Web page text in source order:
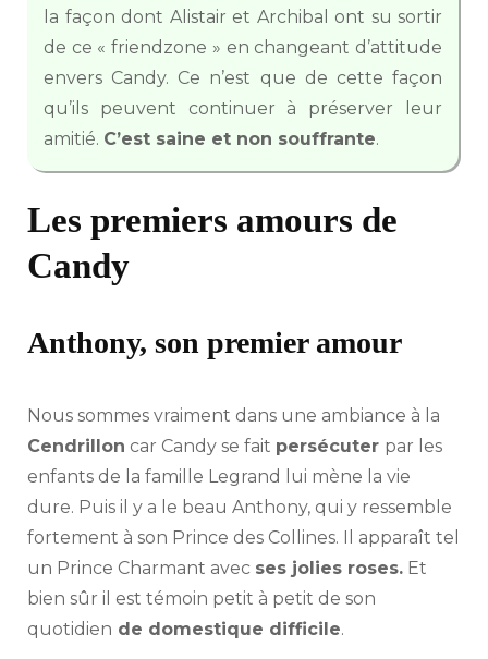
la façon dont Alistair et Archibal ont su sortir
de ce « friendzone » en changeant d’attitude
envers Candy. Ce n’est que de cette façon
qu’ils peuvent continuer à préserver leur
amitié. C’est saine et non souffrante.
Les premiers amours de
Candy
Anthony, son premier amour
Nous sommes vraiment dans une ambiance à la
Cendrillon car Candy se fait persécuter par les
enfants de la famille Legrand lui mène la vie
dure. Puis il y a le beau Anthony, qui y ressemble
fortement à son Prince des Collines. Il apparaît tel
un Prince Charmant avec ses jolies roses. Et
bien sûr il est témoin petit à petit de son
quotidien de domestique difficile.